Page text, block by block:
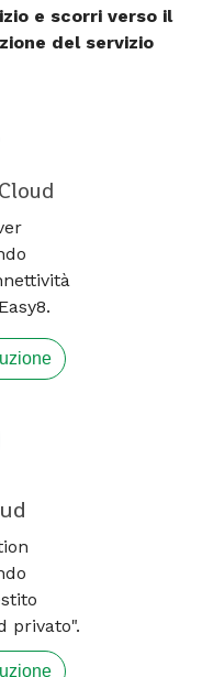
e scorri verso il
del servizio
privato".